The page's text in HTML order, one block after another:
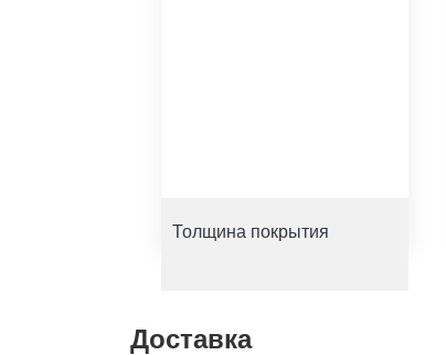
Толщина покрытия
Доставка